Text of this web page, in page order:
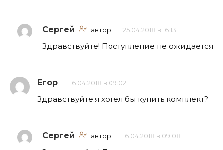
Сергей автор 25.04.2018 в 16:13
Здравствуйте! Поступление не ожидается
Егор 16.04.2018 в 09:02
Здравствуйте.я хотел бы купить комплект?
Сергей автор 16.04.2018 в 09:08